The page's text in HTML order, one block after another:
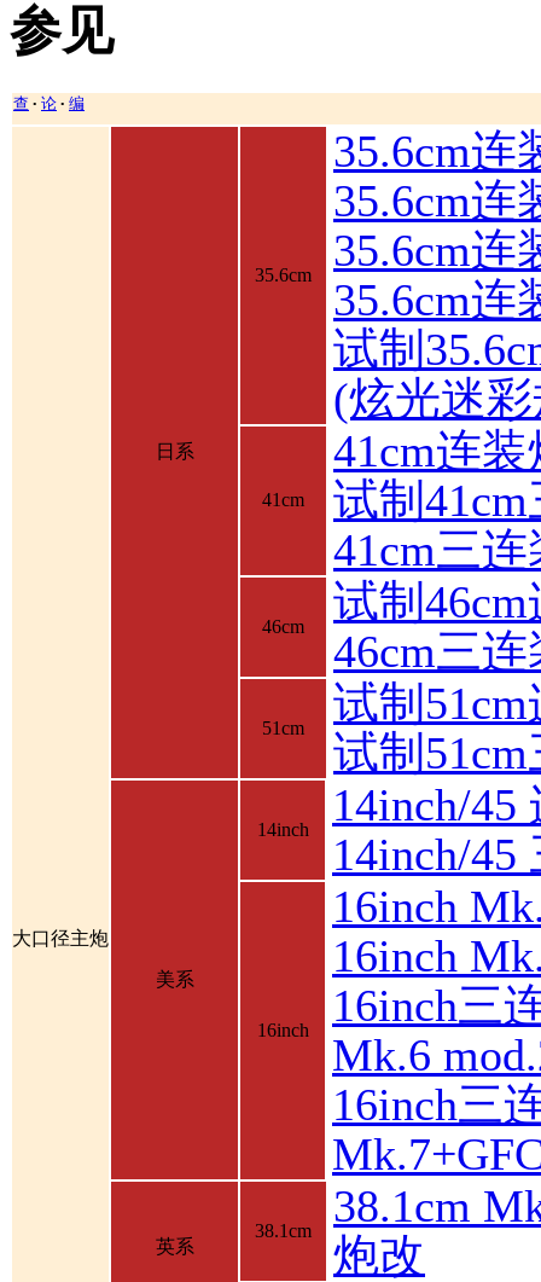
参见
查 • 论 • 编
大口径主炮
日系
35.6cm
35.6cm连
35.6cm连
35.6cm连
35.6cm连
试制
(炫光迷
41cm
41cm连装
试制
41cm三
46cm
试制
46cm三
51cm
试制
试制
美系
14inch
14inch/45
14inch/45
16inch
16inch
16inch
16inch三
Mk.6
16inch三
英系
38.1cm
38.1cm
炮改